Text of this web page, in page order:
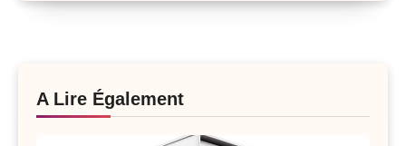
A Lire Également